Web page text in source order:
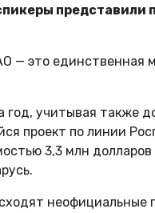
представили
— это единственная
учитывая также
проект по линии
3,3 млн
неофициальные